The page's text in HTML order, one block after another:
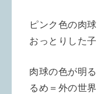
ピンク色の肉
おっとりした
肉球の色が明
るめ＝外の世